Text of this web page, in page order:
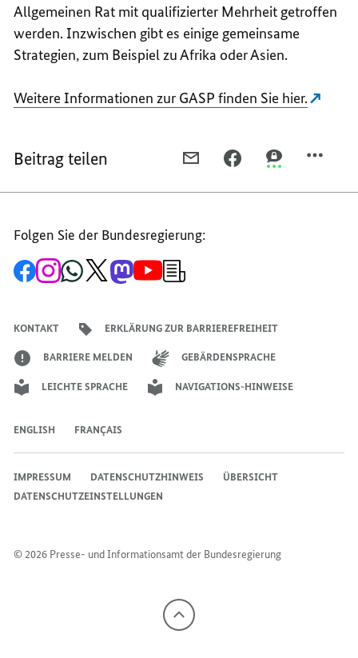
Allgemeinen Rat mit qualifizierter Mehrheit getroffen
werden. Inzwischen gibt es einige gemeinsame
Strategien, zum Beispiel zu Afrika oder Asien.
Weitere Informationen zur GASP finden Sie hier.
Beitrag teilen
MAIL
GEMEINSAME
TEILEN, TEILEN,
Folgen Sie der Bundesregierung:
Zur
Facebook-
Zum
Instagram-
Zum
WhatsApp-
Zum
X-
Zum
Mastodon-
Zum
YouTube-Anmeldung
KONTAKT ERKLÄRUNG ZUR BARRIEREFREIHEIT
BARRIERE MELDEN GEBÄRDENSPRACHE
LEICHTE SPRACHE NAVIGATIONS-HINWEISE
ENGLISH FRANÇAIS
© 2026 Presse- und Informationsamt der Bundesregierung
IMPRESSUM DATENSCHUTZHINWEIS
ÜBERSICHT
DATENSCHUTZEINSTELLUNGEN
Nach
oben